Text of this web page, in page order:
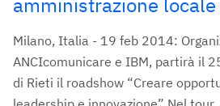
Milano, Italia - 19 feb 2014:
ANCIcomunicare e IBM, partirà il
di Rieti il roadshow “Creare